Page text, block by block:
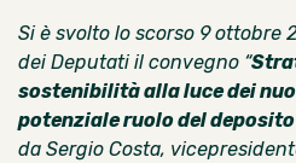
Si è svolto lo scorso 9 ottobre
dei Deputati il convegno “
sostenibilità alla luce dei
potenziale ruolo del
da Sergio Costa,